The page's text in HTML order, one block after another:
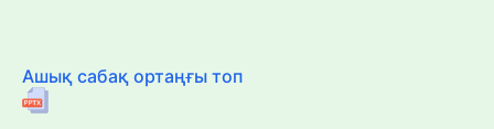
Ашық сабақ ортаңғы топ